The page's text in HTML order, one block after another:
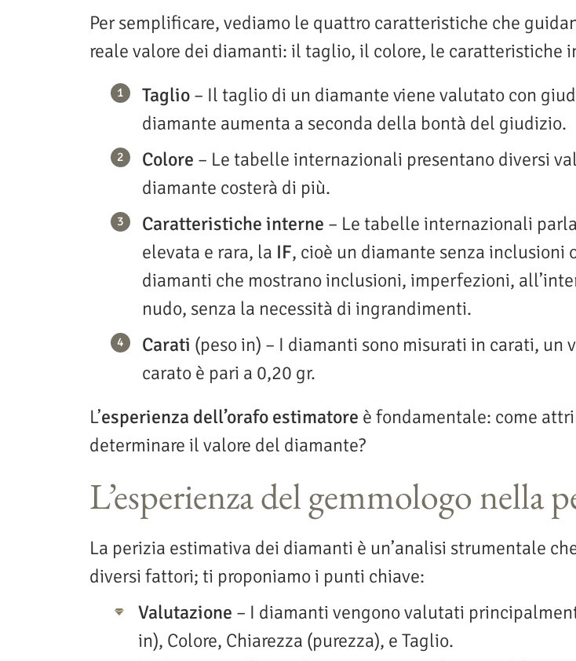
Per semplificare, vediamo le quattro caratteristiche che
reale valore dei diamanti: il taglio, il colore, le caratteristiche
Taglio – Il taglio di un diamante viene valutato con
diamante aumenta a seconda della bontà del giudizio.
Colore – Le tabelle internazionali presentano diversi
diamante costerà di più.
Caratteristiche interne – Le tabelle internazionali
elevata e rara, la IF, cioè un diamante senza
diamanti che mostrano inclusioni, imperfezioni,
nudo, senza la necessità di ingrandimenti.
Carati (peso in) – I diamanti sono misurati in carati,
carato è pari a 0,20 gr.
L’esperienza dell’orafo estimatore è fondamentale: come
determinare il valore del diamante?
L’esperienza del gemmologo nella
La perizia estimativa dei diamanti è un’analisi strumentale
diversi fattori; ti proponiamo i punti chiave:
Valutazione – I diamanti vengono valutati
in), Colore, Chiarezza (purezza), e Taglio.